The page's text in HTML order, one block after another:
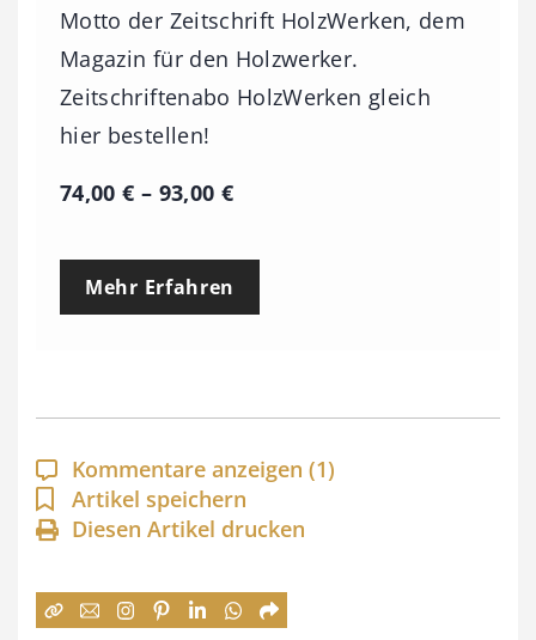
Motto der Zeitschrift HolzWerken, dem
Magazin für den Holzwerker.
Zeitschriftenabo HolzWerken gleich
hier bestellen!
74,00€ – 93,00 €P
e
p
a
n
n
:
Mehr Erfahren
Kommentare anzeigen (1)
Artikel speichern
Diesen Artikel drucken